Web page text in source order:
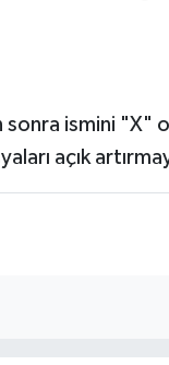
sonra ismini "X"
açık